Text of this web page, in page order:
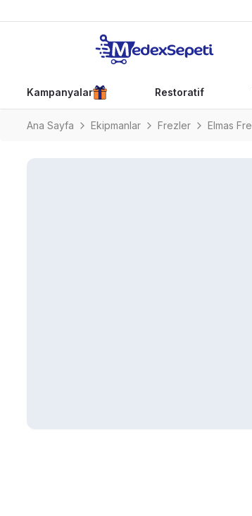
Kampanyalar Restoratif
Ana Sayfa Ekipmanlar Frezler Elmas